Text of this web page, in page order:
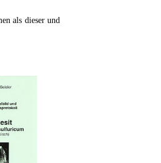
als dieser und